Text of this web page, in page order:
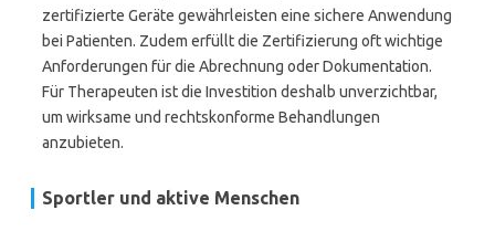
zertifizierte Geräte gewährleisten eine sichere Anwendung
bei Patienten. Zudem erfüllt die Zertifizierung oft wichtige
Anforderungen für die Abrechnung oder Dokumentation.
Für Therapeuten ist die Investition deshalb unverzichtbar,
um wirksame und rechtskonforme Behandlungen
anzubieten.
Sportler und aktive Menschen